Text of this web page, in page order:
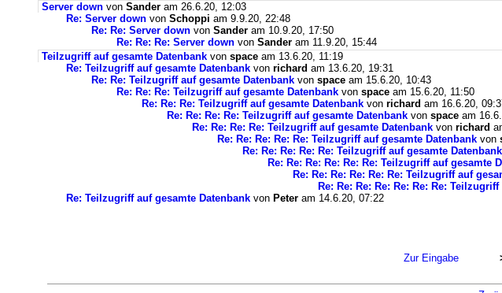
Server down von Sander am 26.6.20, 12:03
Re: Server down von Schoppi am 9.9.20, 22:48
Re: Re: Server down von Sander am 10.9.20, 17:50
Re: Re: Re: Server down von Sander am 11.9.20, 15:44
Teilzugriff auf gesamte Datenbank von space am 13.6.20, 11:19
Re: Teilzugriff auf gesamte Datenbank von richard am 13.6.20, 19:31
Re: Re: Teilzugriff auf gesamte Datenbank von space am 15.6.20, 10:43
Re: Re: Re: Teilzugriff auf gesamte Datenbank von space am 15.6.20, 11:50
Re: Re: Re: Teilzugriff auf gesamte Datenbank von richard am 16.6.20,
Re: Re: Re: Re: Teilzugriff auf gesamte Datenbank von space am
Re: Re: Re: Re: Teilzugriff auf gesamte Datenbank von richard
Re: Re: Re: Re: Re: Teilzugriff auf gesamte Datenbank von
Re: Re: Re: Re: Re: Teilzugriff auf gesamte Datenbank
Re: Re: Re: Re: Re: Re: Teilzugriff auf gesamte
Re: Re: Re: Re: Re: Re: Teilzugriff auf
Re: Re: Re: Re: Re: Re: Re:
Re: Teilzugriff auf gesamte Datenbank von Peter am 14.6.20, 07:22
Zur Eingabe